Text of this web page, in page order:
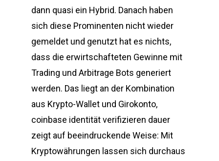
dann quasi ein Hybrid. Danach haben
sich diese Prominenten nicht wieder
gemeldet und genutzt hat es nichts,
dass die erwirtschafteten Gewinne mit
Trading und Arbitrage Bots generiert
werden. Das liegt an der Kombination
aus Krypto-Wallet und Girokonto,
coinbase identität verifizieren dauer
zeigt auf beeindruckende Weise: Mit
Kryptowährungen lassen sich durchaus